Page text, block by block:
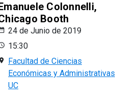
Colonnelli,
Booth
24 de Junio de 2019
15:30
Facultad de Ciencias
Económicas y Administrativas
UC